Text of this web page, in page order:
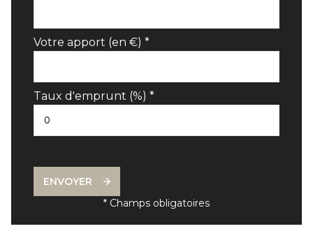
Votre apport (en €) *
Taux d'emprunt (%) *
ENVOYER
* Champs obligatoires